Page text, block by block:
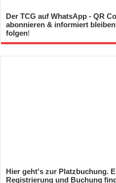
Der TCG auf WhatsApp - QR
abonnieren & informiert
folgen!
Hier geht's zur Platzbuchung.
Registrierung und Buchung